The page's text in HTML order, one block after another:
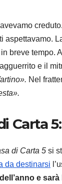
aspettavamo.
breve tempo.
e il
Nel
Carta
di Carta 5 si
da destinarsi
e